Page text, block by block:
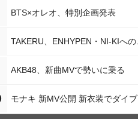
BTS×オレオ、特別企画発表
AKB48、新曲MVで勢いに乗る
モナキ 新MV公開 新衣装でダイブ